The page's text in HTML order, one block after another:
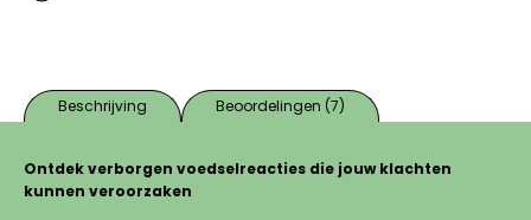
Beschrijving Beoordelingen (7)
Ontdek verborgen voedselreacties die jouw klachten
kunnen veroorzaken